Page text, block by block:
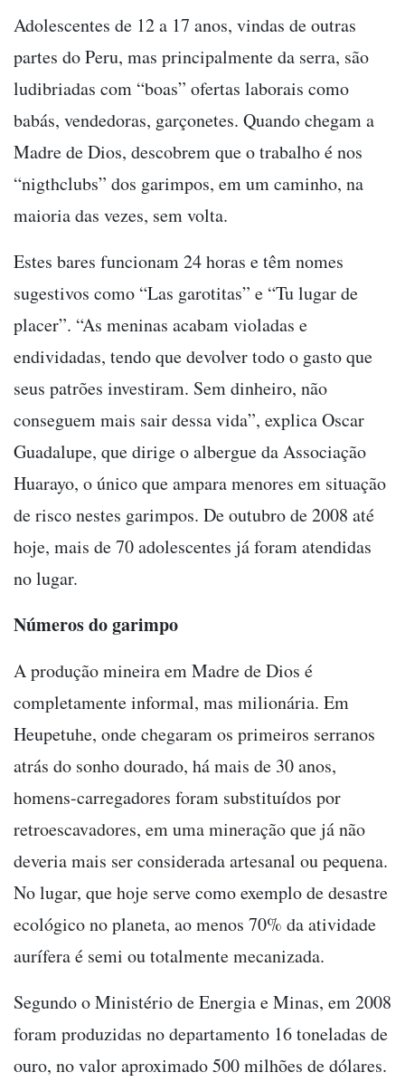
Adolescentes de 12 a 17 anos, vindas de outras
partes do Peru, mas principalmente da serra, são
ludibriadas com “boas” ofertas laborais como
babás, vendedoras, garçonetes. Quando chegam a
Madre de Dios, descobrem que o trabalho é nos
“nigthclubs” dos garimpos, em um caminho, na
maioria das vezes, sem volta.
Estes bares funcionam 24 horas e têm nomes
sugestivos como “Las garotitas” e “Tu lugar de
placer”. “As meninas acabam violadas e
endividadas, tendo que devolver todo o gasto que
seus patrões investiram. Sem dinheiro, não
conseguem mais sair dessa vida”, explica Oscar
Guadalupe, que dirige o albergue da Associação
Huarayo, o único que ampara menores em situação
de risco nestes garimpos. De outubro de 2008 até
hoje, mais de 70 adolescentes já foram atendidas
no lugar.
Números do garimpo
A produção mineira em Madre de Dios é
completamente informal, mas milionária. Em
Heupetuhe, onde chegaram os primeiros serranos
atrás do sonho dourado, há mais de 30 anos,
homens-carregadores foram substituídos por
retroescavadores, em uma mineração que já não
deveria mais ser considerada artesanal ou pequena.
No lugar, que hoje serve como exemplo de desastre
ecológico no planeta, ao menos 70% da atividade
aurífera é semi ou totalmente mecanizada.
Segundo o Ministério de Energia e Minas, em 2008
foram produzidas no departamento 16 toneladas de
ouro, no valor aproximado 500 milhões de dólares.